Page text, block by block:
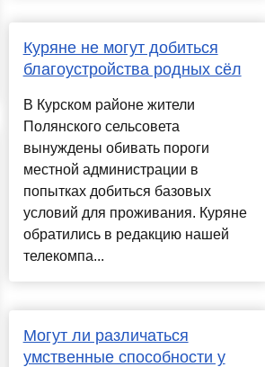
Куряне не могут добиться
благоустройства родных сёл
В Курском районе жители
Полянского сельсовета
вынуждены обивать пороги
местной администрации в
попытках добиться базовых
условий для проживания. Куряне
обратились в редакцию нашей
телекомпа...
Могут ли различаться
умственные способности у